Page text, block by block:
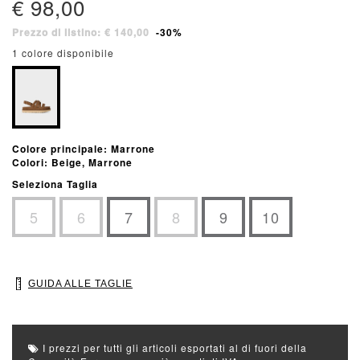
€ 98,00
Prezzo di listino: € 140,00 -30%
1 colore disponibile
Colore principale: Marrone
Colori: Beige, Marrone
Seleziona Taglia
5 6 7 8 9 10
GUIDA ALLE TAGLIE
I prezzi per tutti gli articoli esportati al di fuori della